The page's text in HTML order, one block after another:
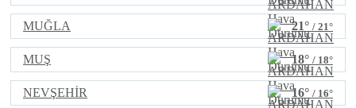
MUĞLA 21° / 21°
MUŞ 18° / 18°
NEVŞEHİR 16° / 16°